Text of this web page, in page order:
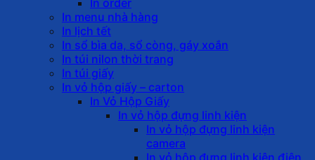
In menu nhà hàng
In lịch tết
In sổ bìa da, sổ còng, gáy xoắn
In túi nilon thời trang
In túi giấy
In vỏ hộp giấy – carton
In Vỏ Hộp Giấy
In vỏ hộp đựng linh kiện
In vỏ hộp đựng linh kiện
camera
In vỏ hộp đựng linh kiện điện